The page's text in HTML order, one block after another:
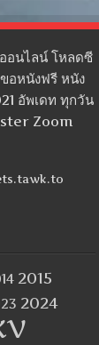
อนไลน์ โหลดซี
อหนังฟรี หนัง
อัพเดท ทุกวัน
Zoom
2015
2024